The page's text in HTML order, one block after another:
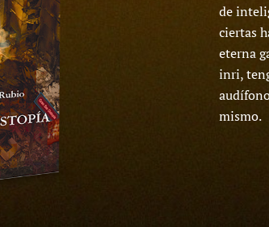
de
ciertas
eterna
inri,
mismo.